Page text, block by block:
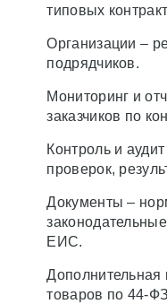
типовых
Организации –
подрядчиков.
Мониторинг и
заказчиков по
Контроль и
проверок,
Документы –
ЕИС.
Дополнительная
товаров по 44-